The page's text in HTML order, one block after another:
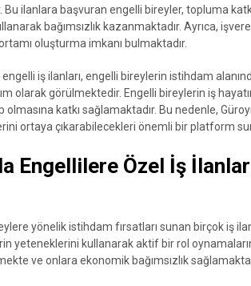
ilanlara başvuran engelli bireyler, topluma
bağımsızlık kazanmaktadır. Ayrıca,
oluşturma imkanı bulmaktadır.
iş ilanları, engelli bireylerin istihdam
olarak görülmektedir. Engelli bireylerin iş
olmasına katkı sağlamaktadır. Bu nedenle,
ortaya çıkarabilecekleri önemli bir platform
Engellilere Özel İş
yönelik istihdam fırsatları sunan birçok iş
yeteneklerini kullanarak aktif bir rol
ve onlara ekonomik bağımsızlık